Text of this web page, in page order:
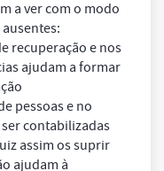
a ver com o modo
recuperação e nos
ajudam a formar
pessoas e no
ser contabilizadas
assim os suprir
ajudam à